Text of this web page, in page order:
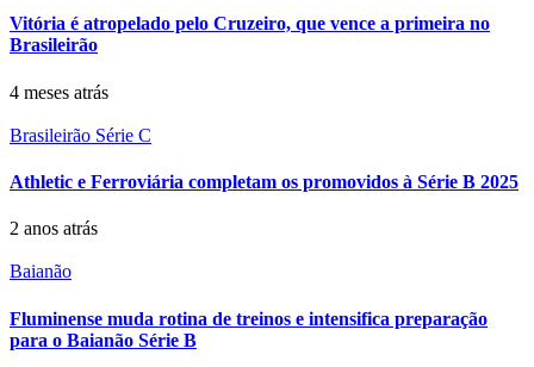
Vitória é atropelado pelo Cruzeiro, que vence a primeira no
Brasileirão
4 meses atrás
Brasileirão Série C
Athletic e Ferroviária completam os promovidos à Série B 2025
2 anos atrás
Baianão
Fluminense muda rotina de treinos e intensifica preparação
para o Baianão Série B